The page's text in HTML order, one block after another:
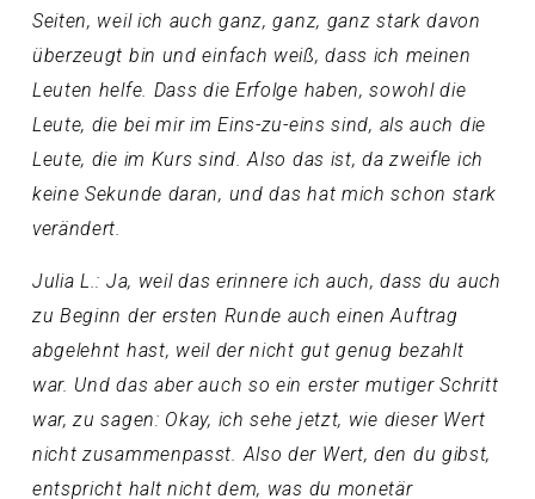
Seiten, weil ich auch ganz, ganz, ganz stark davon
überzeugt bin und einfach weiß, dass ich meinen
Leuten helfe. Dass die Erfolge haben, sowohl die
Leute, die bei mir im Eins-zu-eins sind, als auch die
Leute, die im Kurs sind. Also das ist, da zweifle ich
keine Sekunde daran, und das hat mich schon stark
verändert.
Julia L.: Ja, weil das erinnere ich auch, dass du auch
zu Beginn der ersten Runde auch einen Auftrag
abgelehnt hast, weil der nicht gut genug bezahlt
war. Und das aber auch so ein erster mutiger Schritt
war, zu sagen: Okay, ich sehe jetzt, wie dieser Wert
nicht zusammenpasst. Also der Wert, den du gibst,
entspricht halt nicht dem, was du monetär